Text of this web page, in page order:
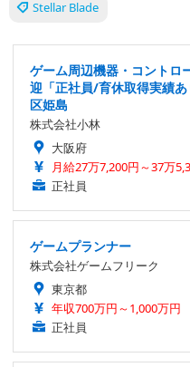
Stellar Blade
ゲーム周辺機器・コントロ
迎「正社員/育休取得実績
区姫島
株式会社小林
大阪府
月給27万7,200円～37万
正社員
ゲームプランナー
株式会社ゲームフリーク
東京都
年収700万円～1,000万円
正社員